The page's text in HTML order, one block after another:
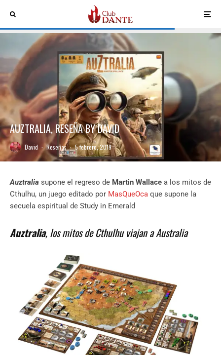
AUZTRALIA, RESEÑA BY DAVID
David · Reseñas · 5 febrero, 2019
Auztralia supone el regreso de Martin Wallace a los mitos de
Cthulhu, un juego editado por MasQueOca que supone la
secuela espiritual de Study in Emerald
Auztralia, los mitos de Cthulhu viajan a Australia